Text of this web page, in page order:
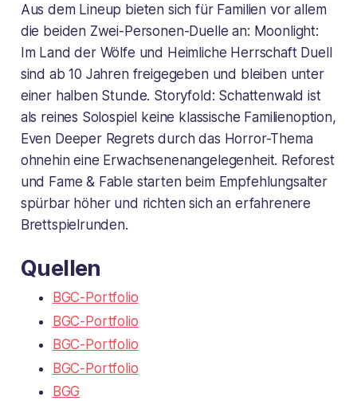
Aus dem Lineup bieten sich für Familien vor allem
die beiden Zwei-Personen-Duelle an: Moonlight:
Im Land der Wölfe und Heimliche Herrschaft Duell
sind ab 10 Jahren freigegeben und bleiben unter
einer halben Stunde. Storyfold: Schattenwald ist
als reines Solospiel keine klassische Familienoption,
Even Deeper Regrets durch das Horror-Thema
ohnehin eine Erwachsenenangelegenheit. Reforest
und Fame & Fable starten beim Empfehlungsalter
spürbar höher und richten sich an erfahrenere
Brettspielrunden.
Quellen
BGC-Portfolio
BGC-Portfolio
BGC-Portfolio
BGC-Portfolio
BGG